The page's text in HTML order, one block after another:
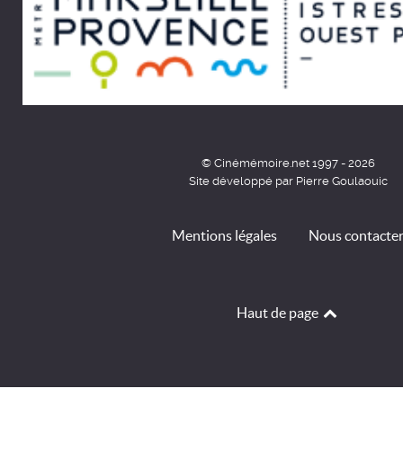
© Cinémémoire.net 1997 - 2026
Site développé par Pierre Goulaouic
Mentions légales Nous contacter
Haut de page